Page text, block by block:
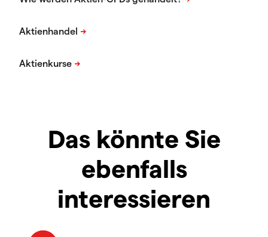
Das könnte Sie
ebenfalls
interessieren